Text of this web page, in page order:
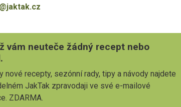
vám neuteče žádný recept nebo
nové recepty, sezónní rady, tipy a návody najdete
JakTak zpravodaji ve své e-mailové
ZDARMA.